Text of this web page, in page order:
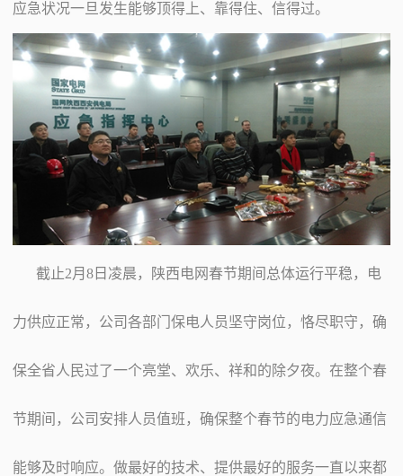
应急状况一旦发生能够顶得上、靠得住、信得过。
截止2月8日凌晨，陕西电网春节期间总体运行平稳，电
力供应正常，公司各部门保电人员坚守岗位，恪尽职守，确
保全省人民过了一个亮堂、欢乐、祥和的除夕夜。在整个春
节期间，公司安排人员值班，确保整个春节的电力应急通信
能够及时响应。做最好的技术、提供最好的服务一直以来都